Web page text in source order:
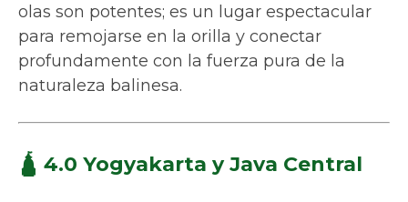
olas son potentes; es un lugar espectacular
para remojarse en la orilla y conectar
profundamente con la fuerza pura de la
naturaleza balinesa.
🛕 4.0 Yogyakarta y Java Central